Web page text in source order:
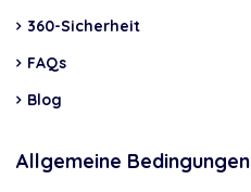
360-Sicherheit
FAQs
Blog
Allgemeine Bedingungen